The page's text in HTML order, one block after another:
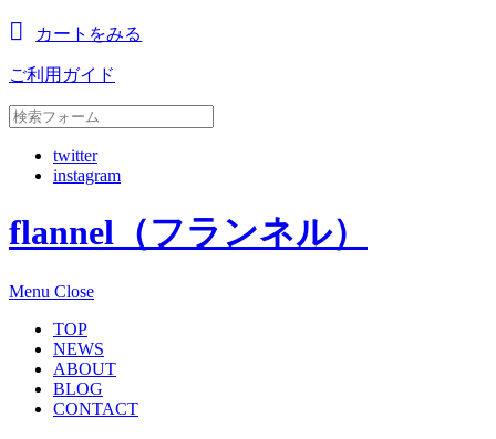
カートをみる
ご利用ガイド
twitter
instagram
flannel（フランネル）
Menu Close
TOP
NEWS
ABOUT
BLOG
CONTACT